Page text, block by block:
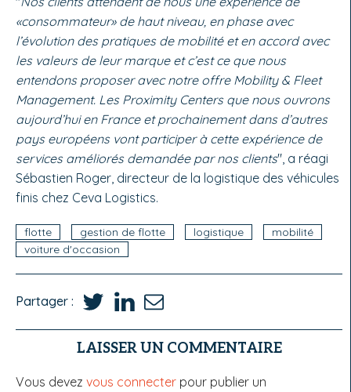
«consommateur» de haut niveau, en phase avec
l’évolution des pratiques de mobilité et en accord avec
les valeurs de leur marque et c’est ce que nous
entendons proposer avec notre offre Mobility & Fleet
Management. Les Proximity Centers que nous ouvrons
aujourd’hui en France et prochainement dans d’autres
pays européens vont participer à cette expérience de
services améliorés demandée par nos clients", a réagi
Sébastien Roger, directeur de la logistique des véhicules
finis chez Ceva Logistics.
flotte gestion de flotte logistique
mobilité
voiture d'occasion
Partager :
LAISSER UN COMMENTAIRE
Vous devez vous connecter pour publier un